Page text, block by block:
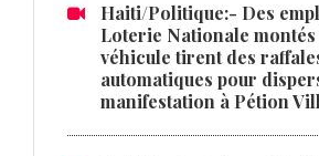
Haiti/Politique:- Des
Loterie Nationale
véhicule tirent des
automatiques pour
manifestation à Pétion